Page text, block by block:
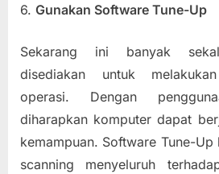
6. Gunakan Software Tune-Up
Sekarang ini banyak
disediakan untuk
operasi. Dengan
diharapkan komputer dapat
kemampuan. Software Tune-Up
scanning menyeluruh